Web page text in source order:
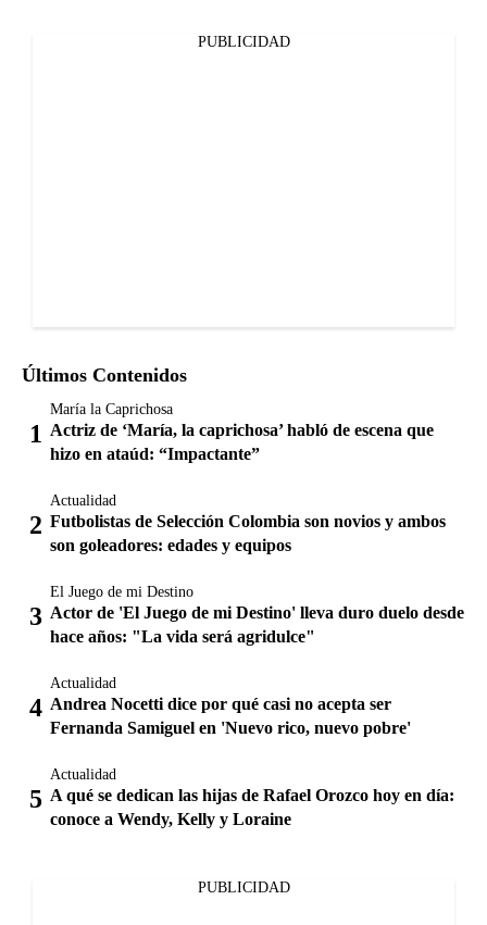
PUBLICIDAD
Últimos Contenidos
María la Caprichosa
Actriz de ‘María, la caprichosa’ habló de escena que
hizo en ataúd: “Impactante”
Actualidad
Futbolistas de Selección Colombia son novios y ambos
son goleadores: edades y equipos
El Juego de mi Destino
Actor de 'El Juego de mi Destino' lleva duro duelo desde
hace años: "La vida será agridulce"
Actualidad
Andrea Nocetti dice por qué casi no acepta ser
Fernanda Samiguel en 'Nuevo rico, nuevo pobre'
Actualidad
A qué se dedican las hijas de Rafael Orozco hoy en día:
conoce a Wendy, Kelly y Loraine
PUBLICIDAD